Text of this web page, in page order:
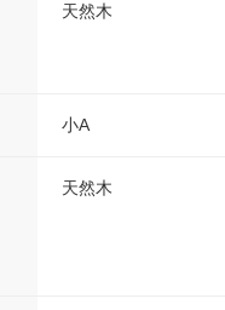
天然木
小A
天然木